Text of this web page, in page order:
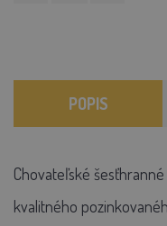
POPIS
Chovateľské
kvalitného